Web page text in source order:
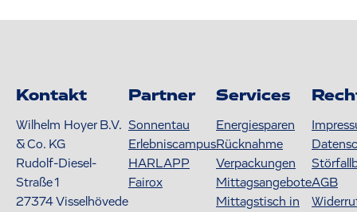
Kontakt
Wilhelm Hoyer B.V.
& Co. KG
Rudolf-Diesel-
Straße 1
27374Visselhövede
Partner
Sonnentau
Erlebniscampus
HARLAPP
Fairox
Services
Energiesparen
Rücknahme
Verpackungen
Mittagsangebote
Mittagstisch in
AGB